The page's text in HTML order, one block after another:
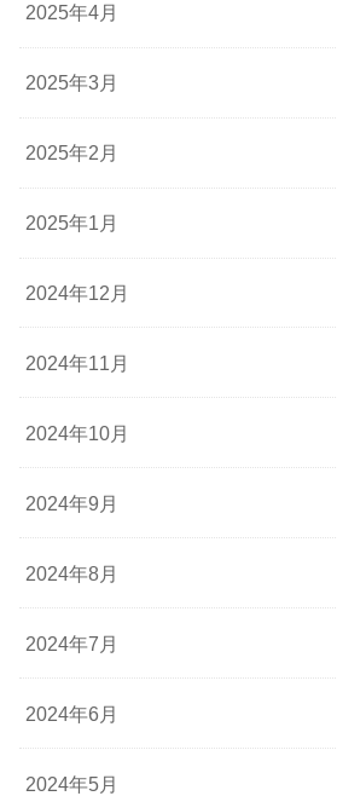
2025年4月
2025年3月
2025年2月
2025年1月
2024年12月
2024年11月
2024年10月
2024年9月
2024年8月
2024年7月
2024年6月
2024年5月